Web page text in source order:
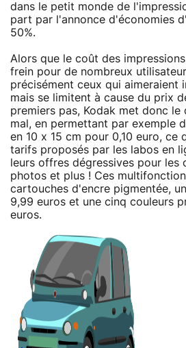
dans le petit monde de
part par l'annonce d'économies
50%.
Alors que le coût des
frein pour de nombreux
précisément ceux qui aimeraient
mais se limitent à cause du prix
premiers pas, Kodak met donc
mal, en permettant par exemple
en 10 x 15 cm pour 0,10 euro, ce
tarifs proposés par les labos en
leurs offres dégressives pour les
photos et plus ! Ces
cartouches d'encre pigmentée,
9,99 euros et une cinq couleurs
euros.